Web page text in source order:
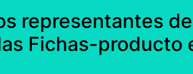
representantes
Fichas-producto